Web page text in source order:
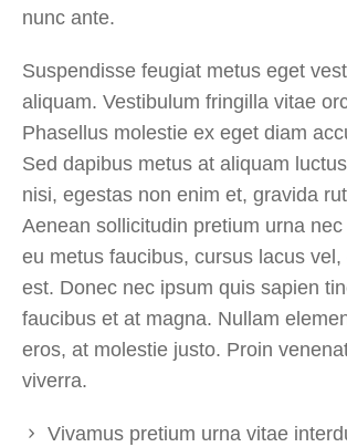
nunc ante.
Suspendisse feugiat metus eget
aliquam. Vestibulum fringilla vitae
Phasellus molestie ex eget diam
Sed dapibus metus at aliquam
nisi, egestas non enim et, gravida
Aenean sollicitudin pretium urna
eu metus faucibus, cursus lacus
est. Donec nec ipsum quis sapien
faucibus et at magna. Nullam
eros, at molestie justo. Proin
viverra.
Vivamus pretium urna vitae